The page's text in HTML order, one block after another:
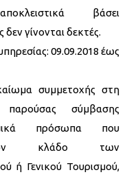
βάσει
γίνονται δεκτές.
09.09.2018 έως
συμμετοχής στη
σύμβασης
πρόσωπα που
στον κλάδο των
ή Γενικού Τουρισμού,